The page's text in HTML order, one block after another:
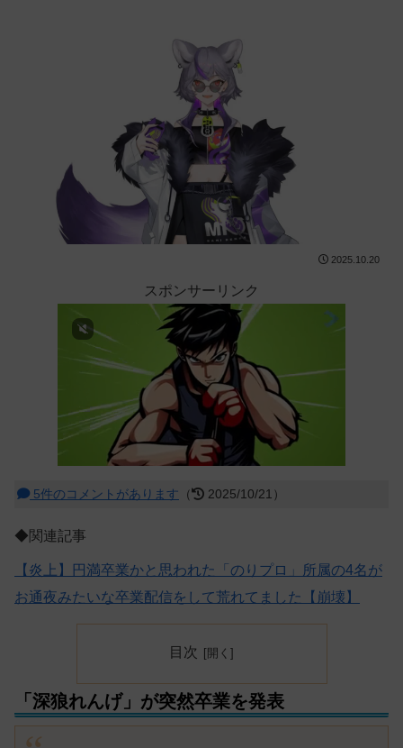
2025.10.20
スポンサーリンク
5件のコメントがあります （ 2025/10/21）
◆関連記事
【炎上】円満卒業かと思われた「のりプロ」所属の4名が
お通夜みたいな卒業配信をして荒れてました【崩壊】
目次
「深狼れんげ」が突然卒業を発表